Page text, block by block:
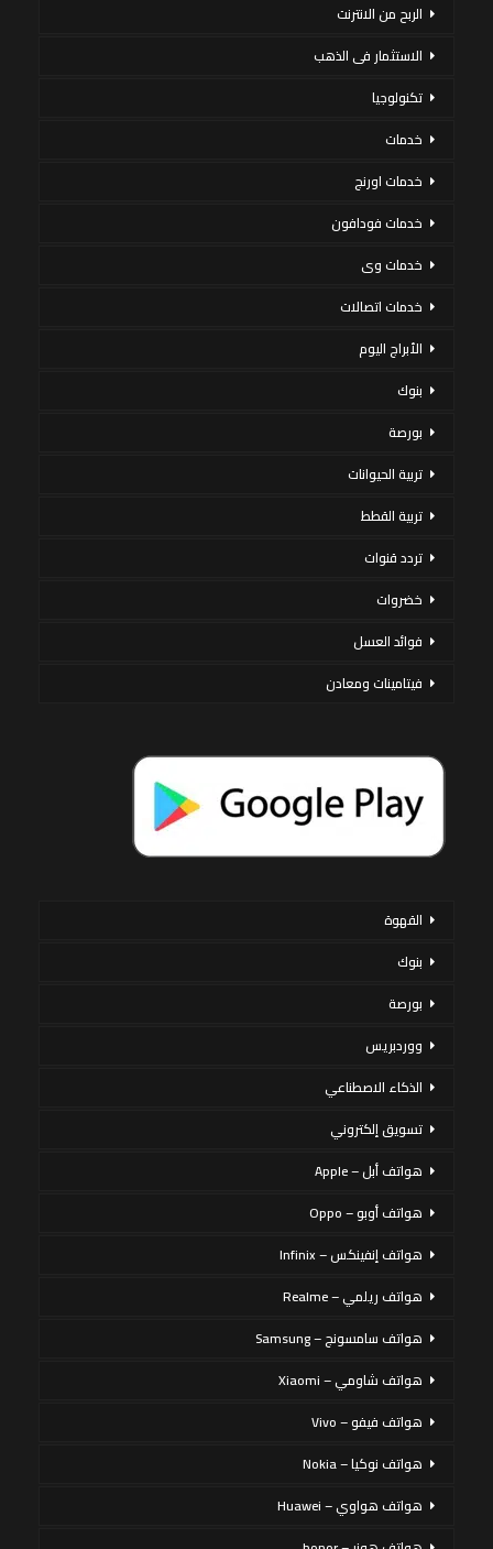
الربح من الانترنت
الاستثمار فى الذهب
تكنولوجيا
خدمات
خدمات اورنج
خدمات فودافون
خدمات وى
خدمات اتصالات
الأبراج اليوم
بنوك
بورصة
تربية الحيوانات
تربية القطط
تردد قنوات
خضروات
فوائد العسل
فيتامينات ومعادن
القهوة
بنوك
بورصة
ووردبريس
الذكاء الاصطناعي
تسويق إلكتروني
هواتف أبل – Apple
هواتف أوبو – Oppo
هواتف إنفينكس – Infinix
هواتف ريلمي – Realme
هواتف سامسونج – Samsung
هواتف شاومي – Xiaomi
هواتف فيفو – Vivo
هواتف نوكيا – Nokia
هواتف هواوي – Huawei